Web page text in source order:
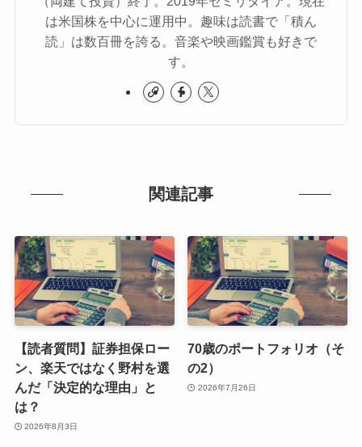
は米国株を中心に運用中。趣味は読書で「積ん
読」は数百冊を誇る。音楽や映画鑑賞も好きで
す。
関連記事
【読者質問】証券担保ロー
ン、楽天ではなく野村を選
んだ「決定的な理由」と
は？
2026年8月3日
70歳のポートフォリオ（そ
の2）
2026年7月26日